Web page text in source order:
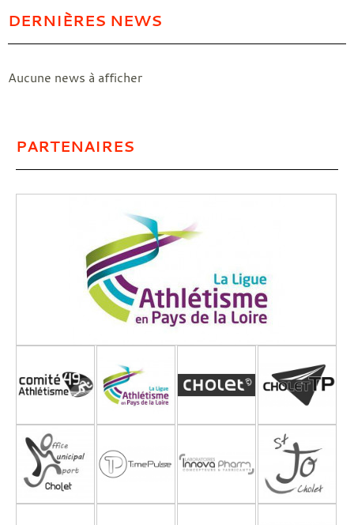
DERNIÈRES NEWS
Aucune news à afficher
PARTENAIRES